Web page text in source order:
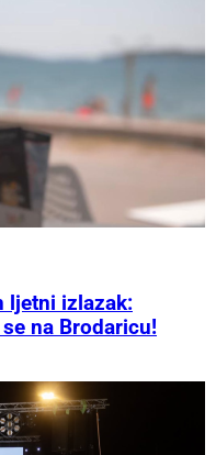
ljetni izlazak:
na Brodaricu!